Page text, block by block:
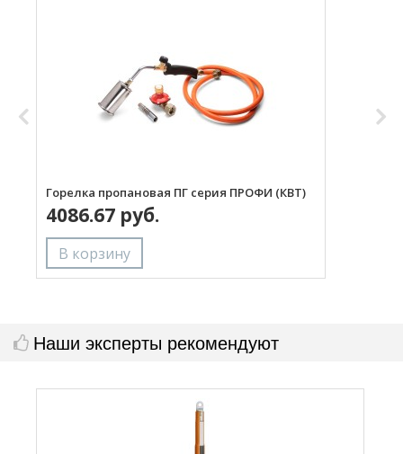
Горелка пропановая ПГ серия ПРОФИ (КВТ)
4086.67 руб.
Наши эксперты рекомендуют